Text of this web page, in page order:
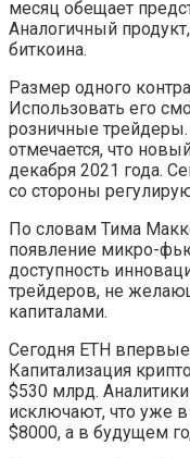
месяц обещает
Аналогичный
биткоина.
Размер одного
Использовать его
розничные
отмечается, что
декабря 2021 года.
со стороны
По словам Тима
появление микро-
доступность
трейдеров, не
капиталами.
Сегодня ETH
Капитализация
$530 млрд.
исключают, что уже в
$8000, а в будущем